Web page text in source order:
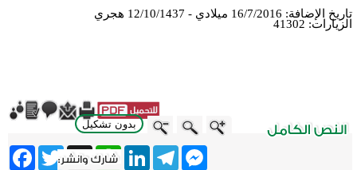
تاريخ الإضافة: 16/7/2016 ميلادي - 12/10/1437 هجري
الزيارات: 41302
بدون تشكيل
Twitter X
WhatsApp
LinkedInTelegram
Messenger